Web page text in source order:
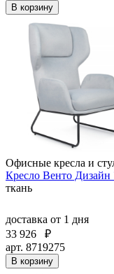
В корзину
Офисные кресла и
Кресло Венто Дизайн
ткань
доставка от 1 дня
33 926
₽
арт. 8719275
В корзину